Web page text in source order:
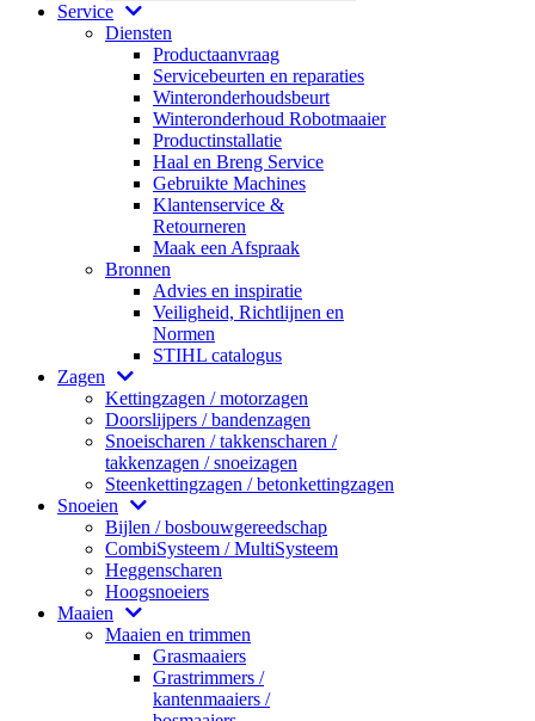
Service
Diensten
Productaanvraag
Servicebeurten en reparaties
Winteronderhoudsbeurt
Winteronderhoud Robotmaaier
Productinstallatie
Haal en Breng Service
Gebruikte Machines
Klantenservice &
Retourneren
Maak een Afspraak
Bronnen
Advies en inspiratie
Veiligheid, Richtlijnen en
Normen
STIHL catalogus
Zagen
Kettingzagen / motorzagen
Doorslijpers / bandenzagen
Snoeischaren / takkenscharen /
takkenzagen / snoeizagen
Steenkettingzagen / betonkettingzagen
Snoeien
Bijlen / bosbouwgereedschap
CombiSysteem / MultiSysteem
Heggenscharen
Hoogsnoeiers
Maaien
Maaien en trimmen
Grasmaaiers
Grastrimmers /
kantenmaaiers /